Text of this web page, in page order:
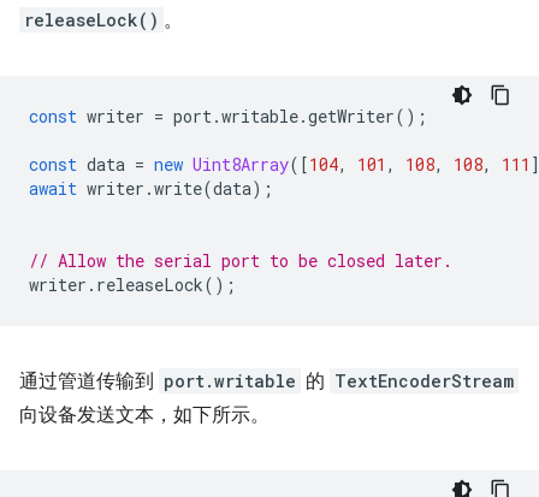
releaseLock() 。
const writer = port.writable.getWriter();
const data = new Uint8Array([104, 101 , 108, 108, 111
await writer .write(data);
// Allow the serial port to be closed later.
writer . releaseLock();
通过管道传输到 port.writable 的 TextEncoderStream
向设备发送文本，如下所示。